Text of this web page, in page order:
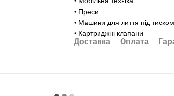
• Преси
• Машини для лиття під тиском
• Картриджні клапани
Доставка Оплата